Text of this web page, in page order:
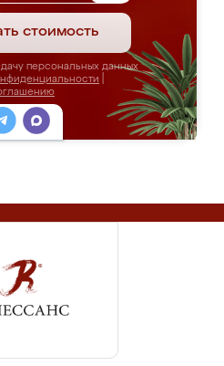
стоимость
персональных данных